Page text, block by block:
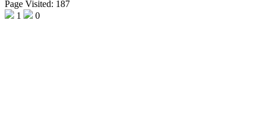
Page Visited: 187
1
0